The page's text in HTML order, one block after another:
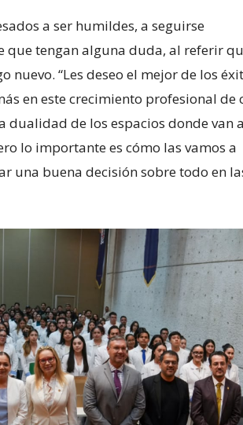
a ser humildes, a seguirse
que tengan alguna duda, al referir
“Les deseo el mejor de los
en este crecimiento profesional de
dualidad de los espacios donde van
lo importante es cómo las vamos a
una buena decisión sobre todo en